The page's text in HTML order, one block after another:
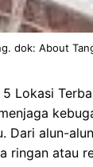
dok: About
Lokasi
Dari alun-
ringan atau